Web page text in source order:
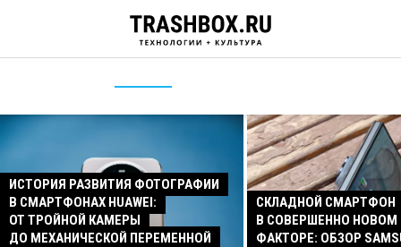
ИСТОРИЯ РАЗВИТИЯ ФОТОГРАФИИ
В СМАРТФОНАХ HUAWEI:
ОТ ТРОЙНОЙ КАМЕРЫ
ДО МЕХАНИЧЕСКОЙ ПЕРЕМЕННОЙ
СКЛАДНОЙ СМАРТФОН
В СОВЕРШЕННО
ФАКТОРЕ: ОБЗОР